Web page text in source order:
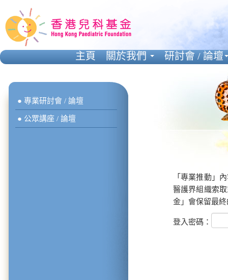
● 專業研討會 / 論壇
● 公眾講座 / 論壇
「專業推動」
醫護界組織索
金」會保留最
登入密碼：
主頁 關於我們 研討會 / 論壇